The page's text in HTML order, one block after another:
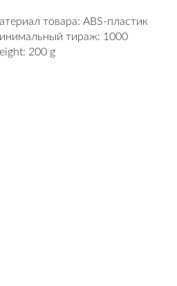
товара: ABS-пластик
тираж: 1000
200 g